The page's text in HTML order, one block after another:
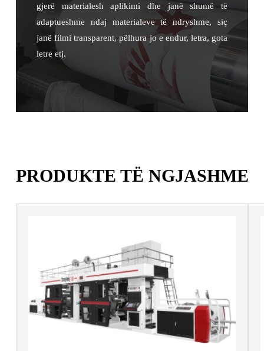
gjerë materialesh aplikimi dhe janë shumë të
adaptueshme ndaj materialeve të ndryshme, siç
janë filmi transparent, pëlhura jo e endur, letra, gota
letre etj.
PRODUKTE TË NGJASHME